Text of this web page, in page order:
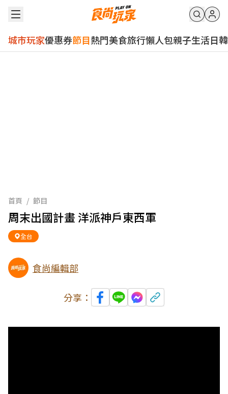
城市玩家優惠券節目熱門美食旅行懶人包親子生活日韓
首頁 / 節目
周末出國計畫 洋派神戶東西軍
全台
食尚編輯部
分享：